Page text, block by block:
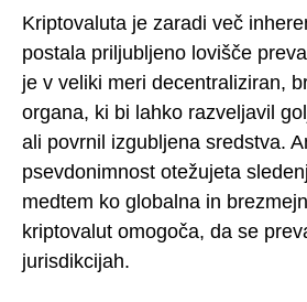
Kriptovaluta je zaradi več
postala priljubljeno lovišče
je v veliki meri decentraliziran,
organa, ki bi lahko razveljavil
ali povrnil izgubljena sredstva.
psevdonimnost otežujeta
medtem ko globalna in
kriptovalut omogoča, da se
jurisdikcijah.